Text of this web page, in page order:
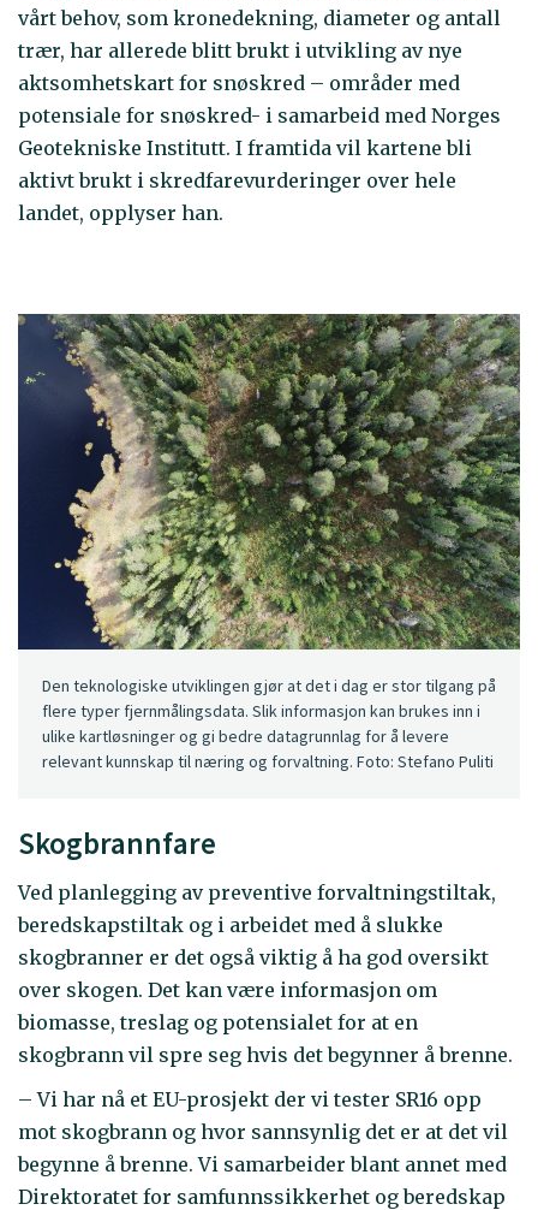
vårt behov, som kronedekning, diameter og antall
trær, har allerede blitt brukt i utvikling av nye
aktsomhetskart for snøskred – områder med
potensiale for snøskred- i samarbeid med Norges
Geotekniske Institutt. I framtida vil kartene bli
aktivt brukt i skredfarevurderinger over hele
landet, opplyser han.
Den teknologiske utviklingen gjør at det i dag er stor tilgang på
flere typer fjernmålingsdata. Slik informasjon kan brukes inn i
ulike kartløsninger og gi bedre datagrunnlag for å levere
relevant kunnskap til næring og forvaltning. Foto: Stefano Puliti
Skogbrannfare
Ved planlegging av preventive forvaltningstiltak,
beredskapstiltak og i arbeidet med å slukke
skogbranner er det også viktig å ha god oversikt
over skogen. Det kan være informasjon om
biomasse, treslag og potensialet for at en
skogbrann vil spre seg hvis det begynner å brenne.
– Vi har nå et EU-prosjekt der vi tester SR16 opp
mot skogbrann og hvor sannsynlig det er at det vil
begynne å brenne. Vi samarbeider blant annet med
Direktoratet for samfunnssikkerhet og beredskap